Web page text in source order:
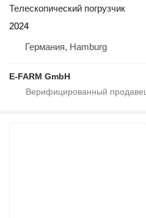
Телескопический погрузчик
2024
Германия, Hamburg
E-FARM GmbH